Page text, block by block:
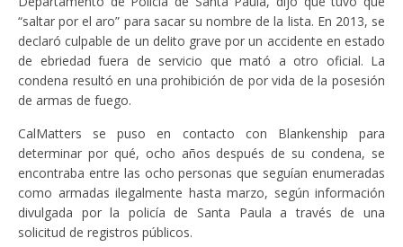
“saltar por el aro” para sacar su nombre de la lista. En 2013, se
declaró culpable de un delito grave por un accidente en estado
de ebriedad fuera de servicio que mató a otro oficial. La
condena resultó en una prohibición de por vida de la posesión
de armas de fuego.
CalMatters se puso en contacto con Blankenship para
determinar por qué, ocho años después de su condena, se
encontraba entre las ocho personas que seguían enumeradas
como armadas ilegalmente hasta marzo, según información
divulgada por la policía de Santa Paula a través de una
solicitud de registros públicos.